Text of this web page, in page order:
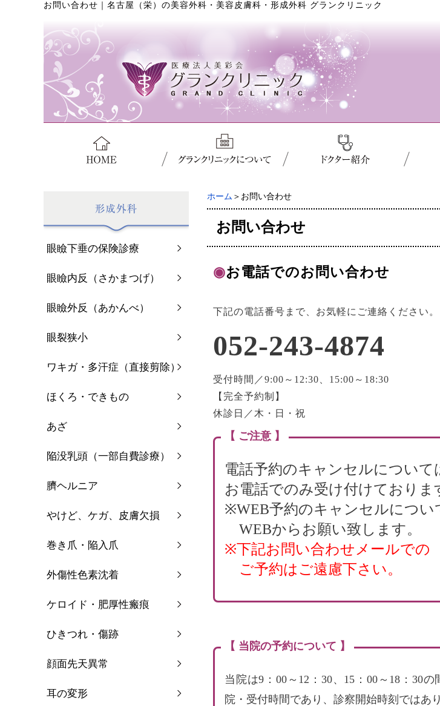
お問い合わせ 名古屋（栄）の美容外科・美容皮膚科・形成外科 グランクリニック
ホーム ＞お問い合わせ
お問い合わせ
◉お電話でのお問い合わせ
下記の電話番号まで、お気軽にご連絡ください。
052-243-4874
受付時間／9:00～12:30、15:00～18:30
【完全予約制】
休診日／木・日・祝
【 ご注意 】
電話予約のキャンセルについて
お電話でのみ受け付けておりま
※WEB予約のキャンセルについ
WEBからお願い致します。
※下記お問い合わせメールでの
ご予約はご遠慮下さい。
【 当院の予約について 】
当院は9：00～12：30、15：00～18：30
院・受付時間であり、診察開始時刻ではあ
眼瞼下垂の保険診療
眼瞼内反（さかまつげ）
眼瞼外反（あかんべ）
眼裂狭小
ワキガ・多汗症（直接剪除）
ほくろ・できもの
あざ
陥没乳頭（一部自費診療）
臍ヘルニア
やけど、ケガ、皮膚欠損
巻き爪・陥入爪
外傷性色素沈着
ケロイド・肥厚性瘢痕
ひきつれ・傷跡
顔面先天異常
耳の変形